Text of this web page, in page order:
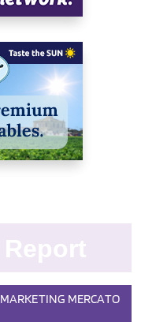
MARKETING MERCATO